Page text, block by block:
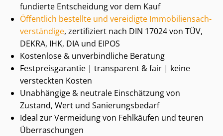
fundierte Entscheidung vor dem Kauf
Öffentlich bestellte und vereidigte Im­mo­bi­li­en­sach­
ver­stän­di­ge, zertifiziert nach DIN 17024 von TÜV,
DEKRA, IHK, DIA und EIPOS
Kostenlose & unverbindliche Beratung
Fest­preis­ga­ran­tie | transparent & fair | keine
versteckten Kosten
Unabhängige & neutrale Einschätzung von
Zustand, Wert und Sa­nie­rungs­be­darf
Ideal zur Vermeidung von Fehlkäufen und teuren
Überraschungen